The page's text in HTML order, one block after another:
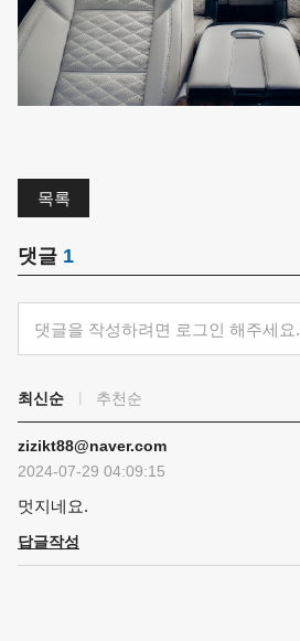
목록
댓글 1
댓글을 작성하려면 로그인 해주세요.
최신순 추천순
zizikt88@naver.com
2024-07-29 04:09:15
멋지네요.
답글작성